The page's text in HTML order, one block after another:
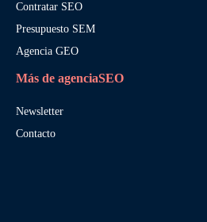
Contratar SEO
Presupuesto SEM
Agencia GEO
Más de agenciaSEO
Newsletter
Contacto